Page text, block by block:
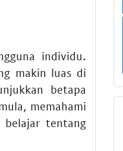
individu.
makin luas di
betapa
memahami
tentang